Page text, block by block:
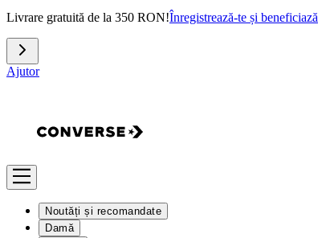
Livrare gratuită de la 350 RON!Înregistrează-te și beneficiază
Ajutor
Noutăți și recomandate
Damă